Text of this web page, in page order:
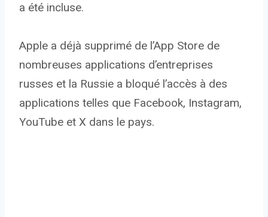
a été incluse.
Apple a déjà supprimé de l’App Store de
nombreuses applications d’entreprises
russes et la Russie a bloqué l’accès à des
applications telles que Facebook, Instagram,
YouTube et X dans le pays.